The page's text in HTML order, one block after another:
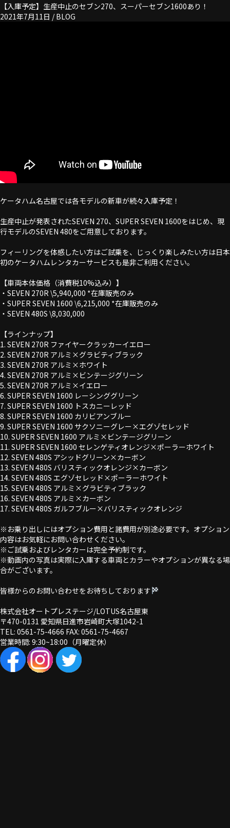
【入庫予定】生産中止のセブン270、スーパーセブン1600あり！
2021年7月11日 /BLOG
ケータハム名古屋では各モデルの新車が続々入庫予定！
生産中止が発表されたSEVEN 270、SUPER SEVEN 1600をはじめ、現
行モデルのSEVEN 480をご用意しております。
フィーリングを体感したい方はご試乗を、じっくり楽しみたい方は日本
初のケータハムレンタカーサービスも是非ご利用ください。
【車両本体価格（消費税10%込み）】
・SEVEN 270R \5,940,000 *在庫販売のみ
・SUPER SEVEN 1600 \6,215,000 *在庫販売のみ
・SEVEN 480S \8,030,000
【ラインナップ】
1. SEVEN 270R ファイヤークラッカーイエロー
2. SEVEN 270R アルミ×グラビティブラック
3. SEVEN 270R アルミ×ホワイト
4. SEVEN 270R アルミ×ビンテージグリーン
5. SEVEN 270R アルミ×イエロー
6. SUPER SEVEN 1600 レーシンググリーン
7. SUPER SEVEN 1600 トスカニーレッド
8. SUPER SEVEN 1600 カリビアンブルー
9. SUPER SEVEN 1600 サクソニーグレー×エグゾセレッド
10. SUPER SEVEN 1600 アルミ×ビンテージグリーン
11. SUPER SEVEN 1600 セレンゲティオレンジ×ポーラーホワイト
12. SEVEN 480S アシッドグリーン×カーボン
13. SEVEN 480S バリスティックオレンジ×カーボン
14. SEVEN 480S エグゾセレッド×ポーラーホワイト
15. SEVEN 480S アルミ×グラビティブラック
16. SEVEN 480S アルミ×カーボン
17. SEVEN 480S ガルフブルー×バリスティックオレンジ
※お乗り出しにはオプション費用と諸費用が別途必要です。オプション
内容はお気軽にお問い合わせください。
※ご試乗およびレンタカーは完全予約制です。
※動画内の写真は実際に入庫する車両とカラーやオプションが異なる場
合がございます。
皆様からのお問い合わせをお待ちしております
株式会社オートプレステージ/LOTUS名古屋東
〒470-0131 愛知県日進市岩崎町大塚1042-1
TEL: 0561-75-4666 FAX: 0561-75-4667
営業時間: 9:30~18:00（月曜定休）